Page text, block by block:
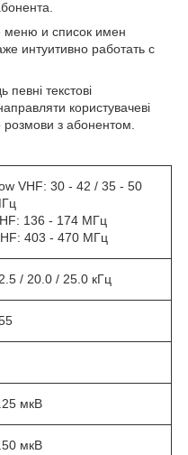
меню и список имен
интуитивно работать с
певні текстові
користувачеві
з абонентом.
VHF: 30 - 42 / 35 - 50
136 - 174 МГц
403 - 470 МГц
/ 20.0 / 25.0 кГц
мкВ
мкВ